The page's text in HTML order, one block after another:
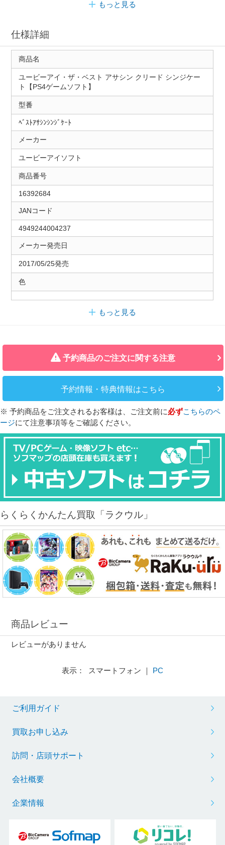
もっと見る
仕様詳細
商品名
ユービーアイ・ザ・ベスト アサシン クリード シンジケー
ト【PS4ゲームソフト】
型番
ﾍﾞｽﾄｱｻｼﾝｼﾝｼﾞｹｰﾄ
メーカー
ユービーアイソフト
商品番号
16392684
JANコード
4949244004237
メーカー発売日
2017/05/25発売
色
もっと見る
予約商品のご注文に関する注意
予約情報・特典情報はこちら
※ 予約商品をご注文されるお客様は、ご注文前に必ずこちらのペ
ージにて注意事項等をご確認ください。
らくらくかんたん買取「ラクウル」
商品レビュー
レビューがありません
表示： スマートフォン ｜ PC
ご利用ガイド
買取お申し込み
訪問・店頭サポート
会社概要
企業情報